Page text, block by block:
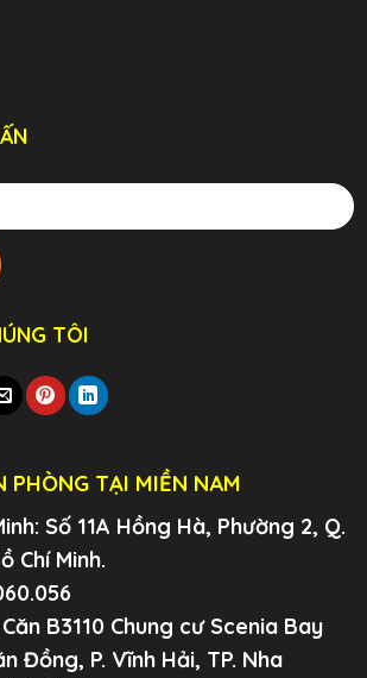
TÔI
PHÒNG TẠI MIỀN NAM
Số 11A Hồng Hà, Phường 2, Q.
Chí Minh.
Căn B3110 Chung cư Scenia Bay
Đồng, P. Vĩnh Hải, TP. Nha